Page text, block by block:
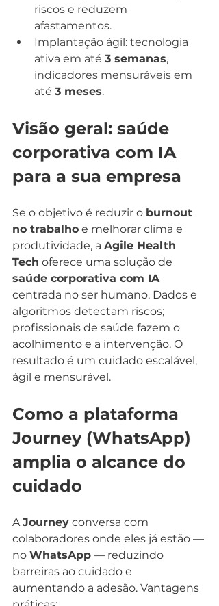
riscos e reduzem
afastamentos.
Implantação ágil: tecnologia
ativa em até 3 semanas,
indicadores mensuráveis em
até 3 meses.
Visão geral: saúde
corporativa com IA
para a sua empresa
Se o objetivo é reduzir o burnout
no trabalho e melhorar clima e
produtividade, a Agile Health
Tech oferece uma solução de
saúde corporativa com IA
centrada no ser humano. Dados e
algoritmos detectam riscos;
profissionais de saúde fazem o
acolhimento e a intervenção. O
resultado é um cuidado escalável,
ágil e mensurável.
Como a plataforma
Journey (WhatsApp)
amplia o alcance do
cuidado
A Journey conversa com
colaboradores onde eles já estão —
no WhatsApp — reduzindo
barreiras ao cuidado e
aumentando a adesão. Vantagens